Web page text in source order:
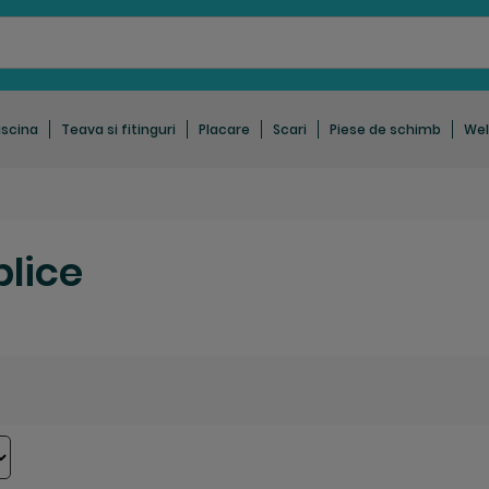
Teava si fitinguri Placare Scari Piese de schimb